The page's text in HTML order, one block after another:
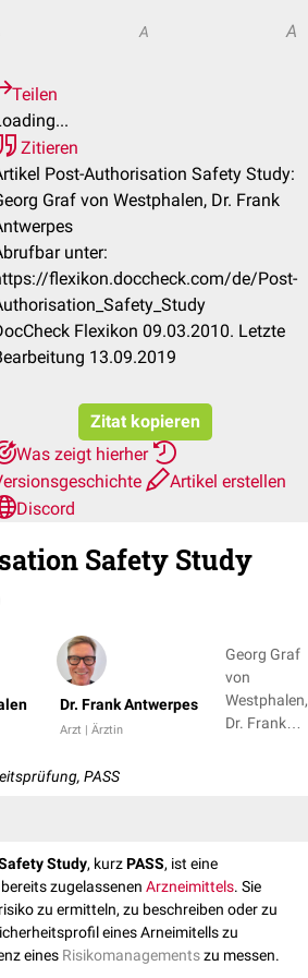
A A
Teilen
Zitieren
Post-Authorisation Safety Study:
Graf von Westphalen, Dr. Frank
unter:
flexikon.doccheck.com/de/Post-
Flexikon 09.03.2010. Letzte
13.09.2019
Zitat kopieren
Was zeigt hierher
Artikel erstellen
Discord
Safety Study
Dr. Frank Antwerpes
Arzt | Ärztin
Georg Graf
von
Westphalen,
Dr. Frank
PASS
Study, kurzPASS, ist eine
zugelassenen Arzneimittels. Sie
zu ermitteln, zu beschreiben oder zu
eines Arneimitells zu
eines Risikomanagementszu messen.